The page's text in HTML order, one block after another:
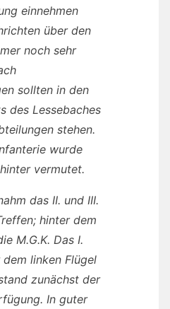
einnehmen
über den
noch sehr
sollten in den
des Lessebaches
stehen.
wurde
vermutet.
das II. und III.
hinter dem
M.G.K. Das I.
linken Flügel
zunächst der
In guter